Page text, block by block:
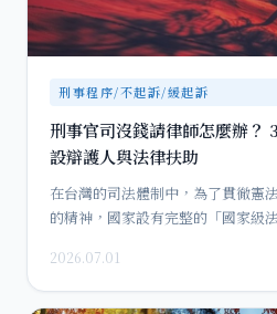
刑事程序/不起訴/緩起訴
刑事官司沒錢請律師怎麼辦？
設辯護人與法律扶助
在台灣的司法體制中，為了貫徹憲
的精神，國家設有完整的「國家級
2026.07.01